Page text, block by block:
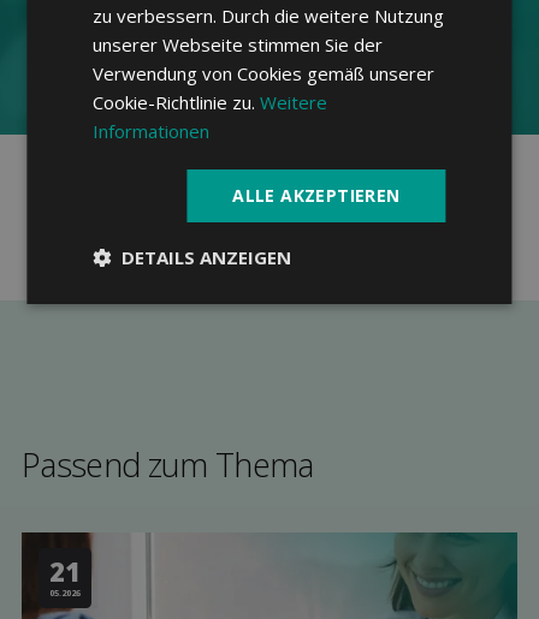
Zusatz­versicherung finden
Von Experten kuratiert
Passend zum Thema
21
05.2026
zu verbessern. Durch die weitere Nutzung
unserer Webseite stimmen Sie der
Verwendung von Cookies gemäß unserer
Cookie-Richtlinie zu.Weitere
Informationen
ALLE AKZEPTIEREN
DETAILS ANZEIGEN